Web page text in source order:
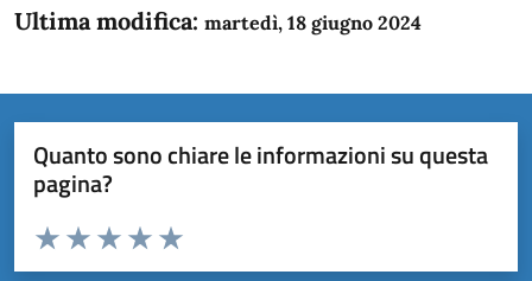
Ultima modifica: martedì, 18 giugno 2024
Quanto sono chiare le informazioni su questa
pagina?
Domanda
Valuta da 1 a 5 stelle la pagina
Valuta 5 stelle su 5
Valuta 4 stelle su 5
Valuta 3 stelle su 5
Valuta 2 stelle su 5
Valuta 1 stelle su 5